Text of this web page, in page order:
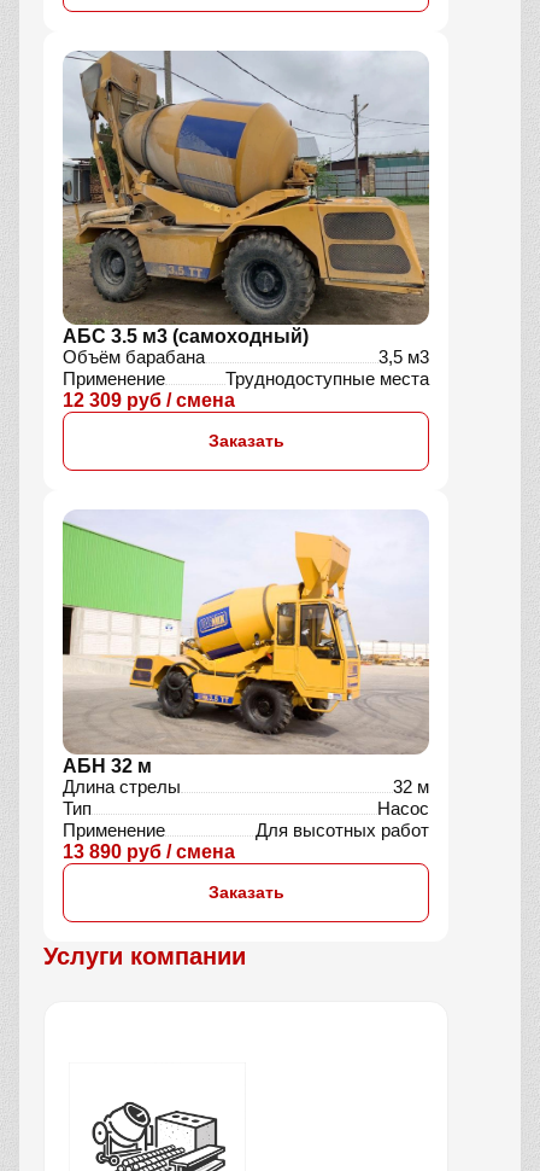
АБС 3.5 м3 (самоходный)
Объём барабана
3,5 м3
Применение
Труднодоступные места
12 309 руб / смена
Заказать
АБН 32 м
Длина стрелы
32 м
Тип
Насос
Применение
Для высотных работ
13 890 руб / смена
Заказать
Услуги компании